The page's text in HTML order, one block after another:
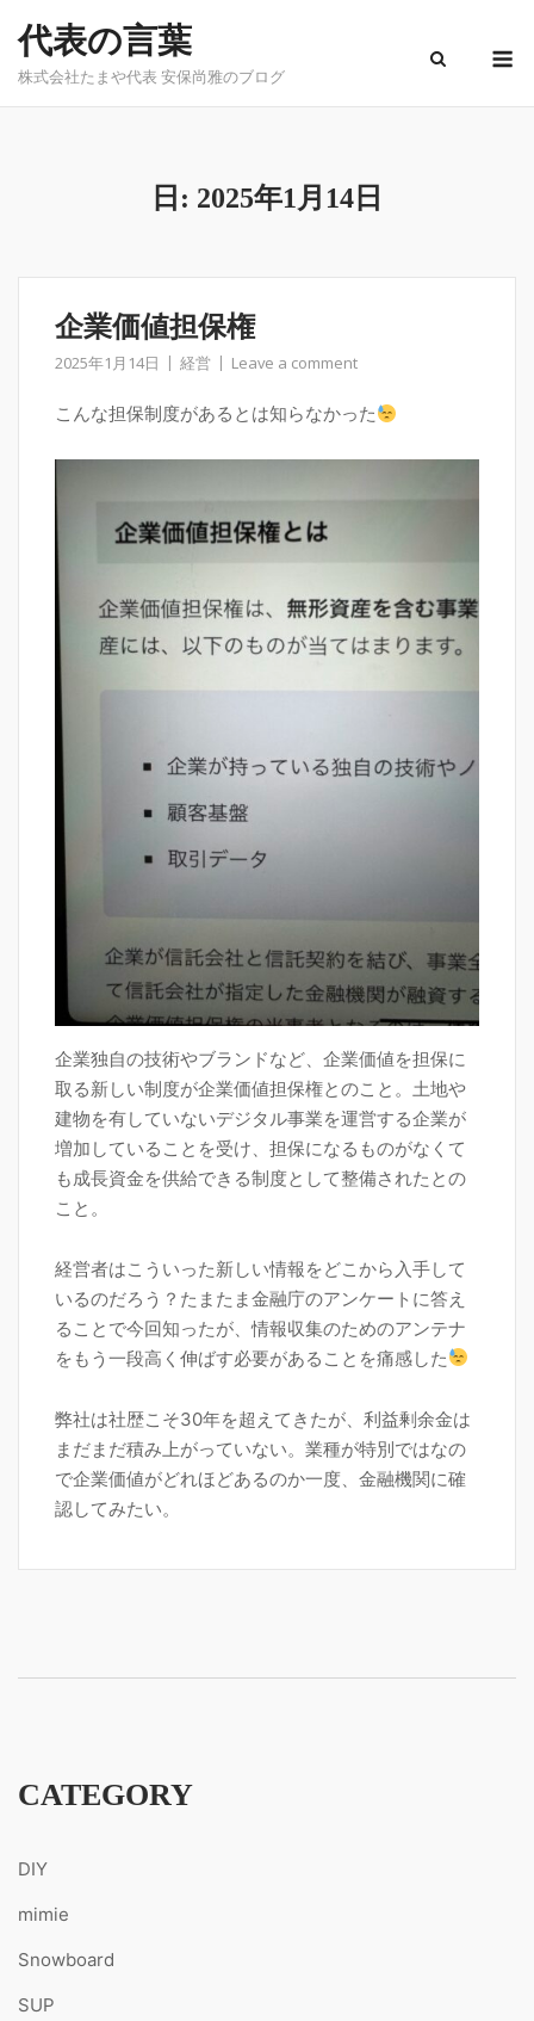
content
代表の言葉
株式会社たまや代表 安保尚雅のブログ
日: 2025年1月14日
企業価値担保権
2025年1月14日 経営 Leave a comment
こんな担保制度があるとは知らなかった
企業独自の技術やブランドなど、企業価値を担保に
取る新しい制度が企業価値担保権とのこと。土地や
建物を有していないデジタル事業を運営する企業が
増加していることを受け、担保になるものがなくて
も成長資金を供給できる制度として整備されたとの
こと。
経営者はこういった新しい情報をどこから入手して
いるのだろう？たまたま金融庁のアンケートに答え
ることで今回知ったが、情報収集のためのアンテナ
をもう一段高く伸ばす必要があることを痛感した
弊社は社歴こそ30年を超えてきたが、利益剰余金は
まだまだ積み上がっていない。業種が特別ではなの
で企業価値がどれほどあるのか一度、金融機関に確
認してみたい。
CATEGORY
DIY
mimie
Snowboard
SUP